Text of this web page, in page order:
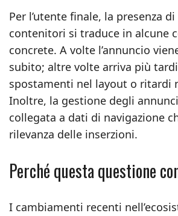
Per l’utente finale, la presenza
contenitori si traduce in alcune
concrete. A volte l’annuncio
subito; altre volte arriva più
spostamenti nel layout o ritardi
Inoltre, la gestione degli
collegata a dati di navigazione
rilevanza delle inserzioni.
Perché questa questione
I cambiamenti recenti